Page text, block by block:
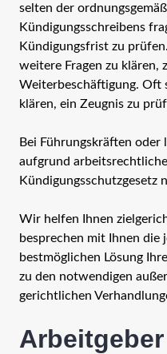
selten der
Kündigungsschreibens
Kündigungsfrist zu
weitere Fragen zu klären,
Weiterbeschäftigung. Oft
klären, ein Zeugnis zu
Bei Führungskräften
aufgrund
Kündigungsschutzgesetz
Wir helfen Ihnen
besprechen mit Ihnen die
bestmöglichen Lösung
zu den notwendigen
gerichtlichen
Arbeitgeber